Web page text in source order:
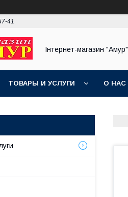
41
Інтернет-магазин "Амур"
ТОВАРЫ И УСЛУГИ О НАС